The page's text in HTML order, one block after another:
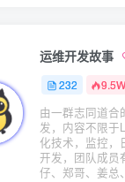
运维开发故事
232
由一群志同道合
发，内容不限于
化技术，监控，
开发，团队成员
仔、郑哥、姜总